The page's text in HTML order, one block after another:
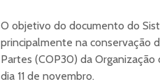
O objetivo do documento do
principalmente na conservação
Partes (COP30) da
dia 11 de novembro.